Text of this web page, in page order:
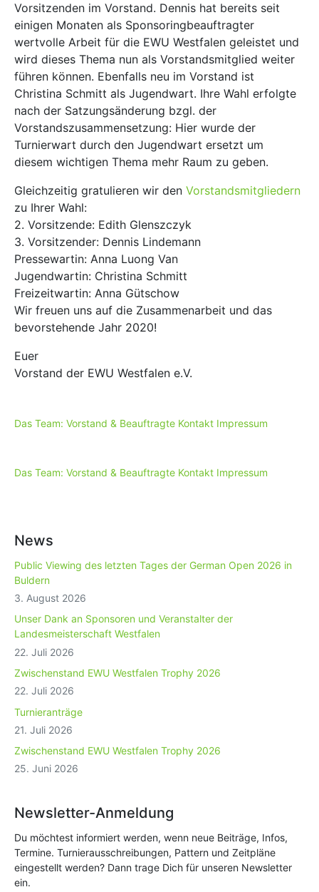
Vorsitzenden im Vorstand. Dennis hat bereits seit
einigen Monaten als Sponsoringbeauftragter
wertvolle Arbeit für die EWU Westfalen geleistet und
wird dieses Thema nun als Vorstandsmitglied weiter
führen können. Ebenfalls neu im Vorstand ist
Christina Schmitt als Jugendwart. Ihre Wahl erfolgte
nach der Satzungsänderung bzgl. der
Vorstandszusammensetzung: Hier wurde der
Turnierwart durch den Jugendwart ersetzt um
diesem wichtigen Thema mehr Raum zu geben.
Gleichzeitig gratulieren wir den Vorstandsmitgliedern
zu Ihrer Wahl:
2. Vorsitzende: Edith Glenszczyk
3. Vorsitzender: Dennis Lindemann
Pressewartin: Anna Luong Van
Jugendwartin: Christina Schmitt
Freizeitwartin: Anna Gütschow
Wir freuen uns auf die Zusammenarbeit und das
bevorstehende Jahr 2020!
Euer
Vorstand der EWU Westfalen e.V.
Das Team: Vorstand & Beauftragte Kontakt Impressum
Das Team: Vorstand & Beauftragte Kontakt Impressum
News
Public Viewing des letzten Tages der German Open 2026 in
Buldern
3. August 2026
Unser Dank an Sponsoren und Veranstalter der
Landesmeisterschaft Westfalen
22. Juli 2026
Zwischenstand EWU Westfalen Trophy 2026
22. Juli 2026
Turnieranträge
21. Juli 2026
Zwischenstand EWU Westfalen Trophy 2026
25. Juni 2026
Newsletter-Anmeldung
Du möchtest informiert werden, wenn neue Beiträge, Infos,
Termine. Turnierausschreibungen, Pattern und Zeitpläne
eingestellt werden? Dann trage Dich für unseren Newsletter
ein.